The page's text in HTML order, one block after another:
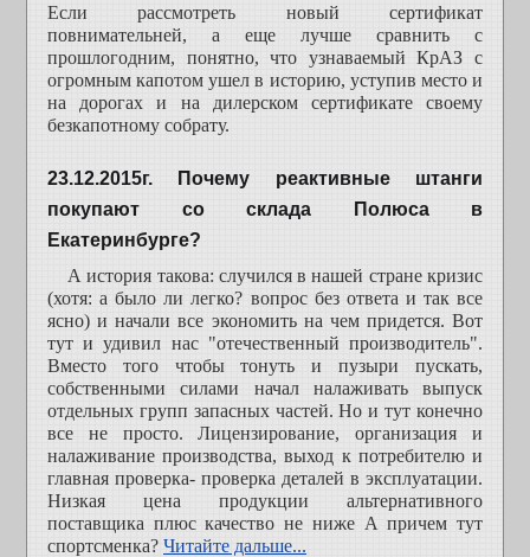
Если рассмотреть новый сертификат
повнимательней, а еще лучше сравнить с
прошлогодним, понятно, что узнаваемый КрАЗ с
огромным капотом ушел в историю, уступив место и
на дорогах и на дилерском сертификате своему
безкапотному собрату.
23.12.2015г. Почему реактивные штанги
покупают со склада Полюса в
Екатеринбурге?
А история такова: случился в нашей стране кризис
(хотя: а было ли легко? вопрос без ответа и так все
ясно) и начали все экономить на чем придется. Вот
тут и удивил нас "отечественный производитель".
Вместо того чтобы тонуть и пузыри пускать,
собственными силами начал налаживать выпуск
отдельных групп запасных частей. Но и тут конечно
все не просто. Лицензирование, организация и
налаживание производства, выход к потребителю и
главная проверка- проверка деталей в эксплуатации.
Низкая цена продукции альтернативного
поставщика плюс качество не ниже А причем тут
спортсменка? Читайте дальше...